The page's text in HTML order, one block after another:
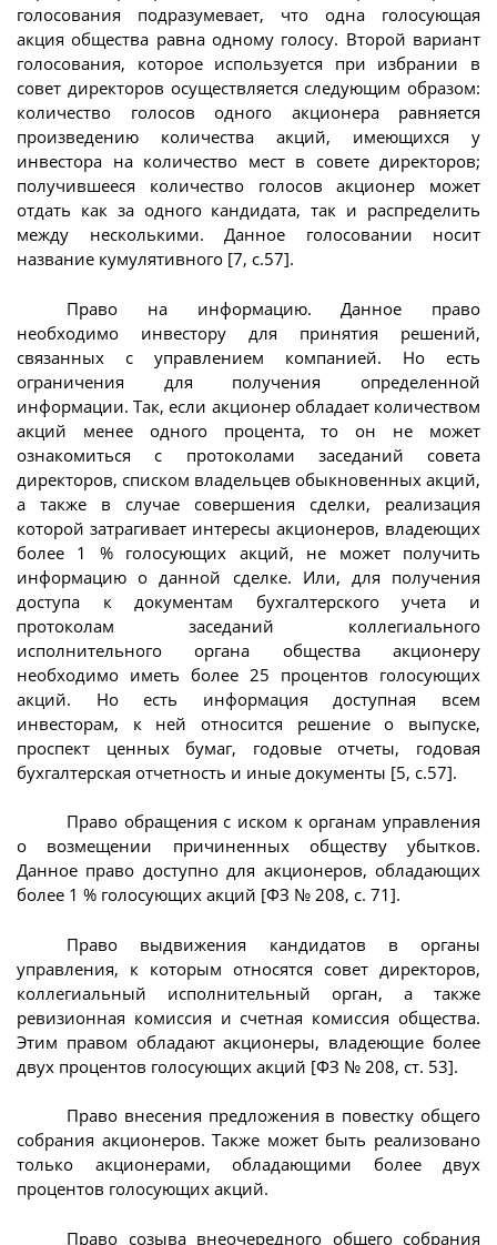
голосования подразумевает, что одна голосующая
акция общества равна одному голосу. Второй вариант
голосования, которое используется при избрании в
совет директоров осуществляется следующим образом:
количество голосов одного акционера равняется
произведению количества акций, имеющихся у
инвестора на количество мест в совете директоров;
получившееся количество голосов акционер может
отдать как за одного кандидата, так и распределить
между несколькими. Данное голосовании носит
название кумулятивного [7, с.57].
Право на информацию. Данное право
необходимо инвестору для принятия решений,
связанных с управлением компанией. Но есть
ограничения для получения определенной
информации. Так, если акционер обладает количеством
акций менее одного процента, то он не может
ознакомиться с протоколами заседаний совета
директоров, списком владельцев обыкновенных акций,
а также в случае совершения сделки, реализация
которой затрагивает интересы акционеров, владеющих
более 1 % голосующих акций, не может получить
информацию о данной сделке. Или, для получения
доступа к документам бухгалтерского учета и
протоколам заседаний коллегиального
исполнительного органа общества акционеру
необходимо иметь более 25 процентов голосующих
акций. Но есть информация доступная всем
инвесторам, к ней относится решение о выпуске,
проспект ценных бумаг, годовые отчеты, годовая
бухгалтерская отчетность и иные документы [5, с.57].
Право обращения с иском к органам управления
о возмещении причиненных обществу убытков.
Данное право доступно для акционеров, обладающих
более 1 % голосующих акций [ФЗ № 208, с. 71].
Право выдвижения кандидатов в органы
управления, к которым относятся совет директоров,
коллегиальный исполнительный орган, а также
ревизионная комиссия и счетная комиссия общества.
Этим правом обладают акционеры, владеющие более
двух процентов голосующих акций [ФЗ № 208, ст. 53].
Право внесения предложения в повестку общего
собрания акционеров. Также может быть реализовано
только акционерами, обладающими более двух
процентов голосующих акций.
Право созыва внеочередного общего собрания